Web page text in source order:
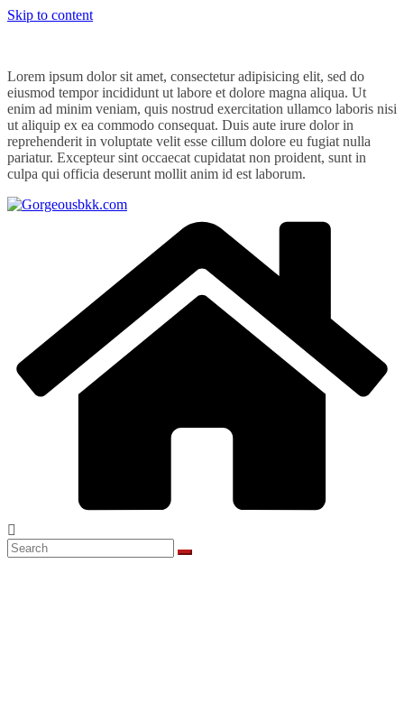
Skip to content
Lorem ipsum dolor sit amet, consectetur adipisicing elit, sed do
eiusmod tempor incididunt ut labore et dolore magna aliqua. Ut
enim ad minim veniam, quis nostrud exercitation ullamco laboris nisi
ut aliquip ex ea commodo consequat. Duis aute irure dolor in
reprehenderit in voluptate velit esse cillum dolore eu fugiat nulla
pariatur. Excepteur sint occaecat cupidatat non proident, sunt in
culpa qui officia deserunt mollit anim id est laborum.